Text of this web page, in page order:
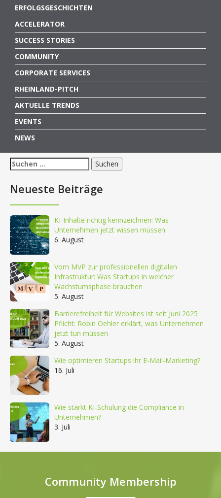
ERFOLGSGESCHICHTEN
ACCELERATOR
SUCCESS STORIES
COMMUNITY
CORPORATE SERVICES
RHEINLAND-PITCH
AKTUELLE TRENDS
EVENTS
NEWS
Suchen
nach:
Neueste Beiträge
KI-Inhalte richtig kennzeichnen: Was
Unternehmen jetzt wissen müssen
6. August
Vom MVP zur professionellen digitalen
Infrastruktur: Was Startups in welcher
Wachstumsphase brauchen
5. August
Barrierefreiheit für Websites ist seit Juni 2025
Pflicht: Robin Oehler erklärt, was Unternehmen
jetzt tun müssen
5. August
Wie optimieren Startups ihr E-Mail-Marketing?
16. Juli
Wie stärkt KI-Schulung die Compliance in
Unternehmen?
3. Juli
Community Membership